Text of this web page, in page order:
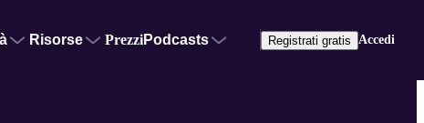
Risorse PrezziPodcasts Registrati gratis Accedi